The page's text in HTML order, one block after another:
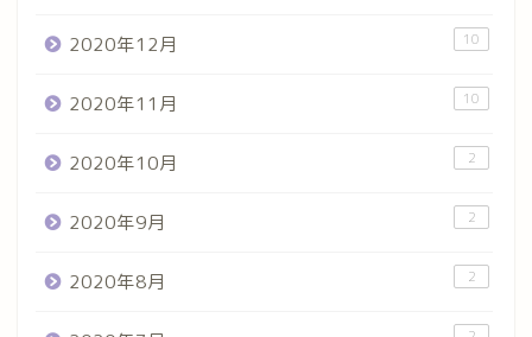
2020年12月 10
2020年11月 10
2020年10月 2
2020年9月 2
2020年8月 2